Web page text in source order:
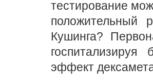
тестирование
положительный
Кушинга?
эффект